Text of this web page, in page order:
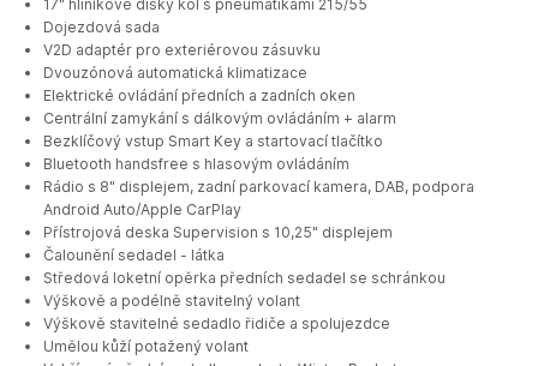
17" hliníkové disky kol s pneumatikami 215/55
Dojezdová sada
V2D adaptér pro exteriérovou zásuvku
Dvouzónová automatická klimatizace
Elektrické ovládání předních a zadních oken
Centrální zamykání s dálkovým ovládáním + alarm
Bezklíčový vstup Smart Key a startovací tlačítko
Bluetooth handsfree s hlasovým ovládáním
Rádio s 8" displejem, zadní parkovací kamera, DAB, podpora
Android Auto/Apple CarPlay
Přístrojová deska Supervision s 10,25" displejem
Čalounění sedadel - látka
Středová loketní opěrka předních sedadel se schránkou
Výškově a podélně stavitelný volant
Výškově stavitelné sedadlo řidiče a spolujezdce
Umělou kůží potažený volant